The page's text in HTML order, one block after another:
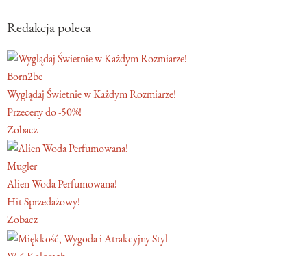
Redakcja poleca
Born2be
Wyglądaj Świetnie w Każdym Rozmiarze!
Przeceny do -50%!
Zobacz
Mugler
Alien Woda Perfumowana!
Hit Sprzedażowy!
Zobacz